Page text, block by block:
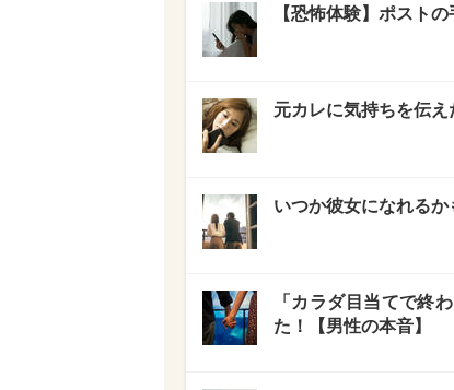
【恐怖体験】ポスト
元カレに気持ちを伝
いつか彼女になれる
「カラダ目当てで終
た！【男性の本音】